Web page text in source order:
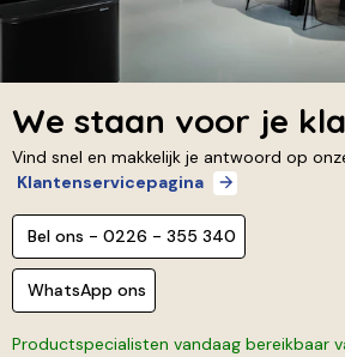
We staan voor je
Vind snel en makkelijk je antwoord op
Klantenservicepagina
Bel ons - 0226 - 355 340
WhatsApp ons
Productspecialisten vandaag bereikbaar